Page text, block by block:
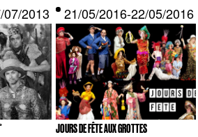
07/2013 — CLERVAUX, LU
21/05/2016-22/05/
JOURS DE FÊTE AUX GROTTES